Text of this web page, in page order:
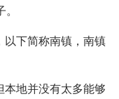
以下简称南镇，南镇
本地并没有太多能够